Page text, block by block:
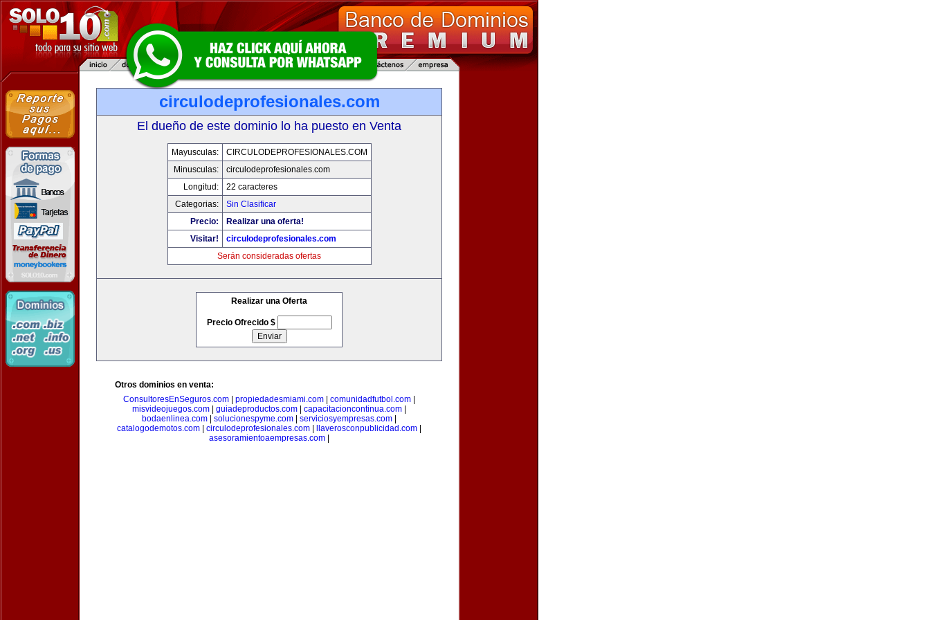
circulodeprofesionales.com
El dueño de este dominio lo ha puesto en Venta
Mayusculas:
CIRCULODEPROFESIONALES.COM
Minusculas:
circulodeprofesionales.com
Longitud:
22 caracteres
Categorias:
Sin Clasificar
Precio:
Realizar una oferta!
Visitar!
circulodeprofesionales.com
Serán consideradas ofertas
Realizar una Oferta
Precio Ofrecido $
Otros dominios en venta:
ConsultoresEnSeguros.com
propiedadesmiami.com comunidadfutbol.com
misvideojuegos.com
guiadeproductos.com capacitacioncontinua.com
bodaenlinea.com
solucionespyme.com serviciosyempresas.com
catalogodemotos.com
circulodeprofesionales.com llaverosconpublicidad.com
asesoramientoaempresas.com